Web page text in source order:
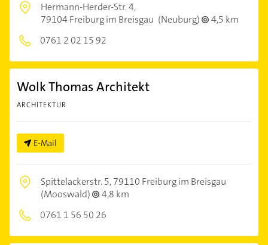
Hermann-Herder-Str. 4,
79104 Freiburg im Breisgau (Neuburg)
4,5 km
0761 2 02 15 92
Wolk Thomas Architekt
ARCHITEKTUR
E-Mail
Spittelackerstr. 5,79110 Freiburg im Breisgau
(Mooswald)
4,8 km
0761 1 56 50 26